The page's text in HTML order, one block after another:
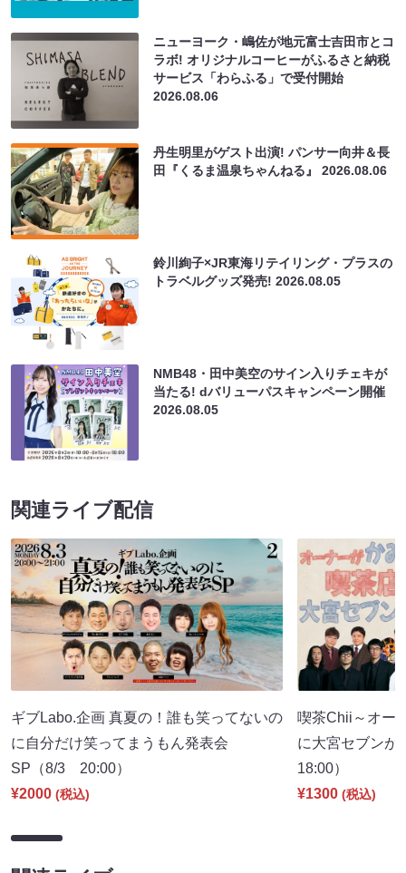
ニューヨーク・嶋佐が地元富士吉田市とコ
ラボ! オリジナルコーヒーがふるさと納税
サービス「わらふる」で受付開始
2026.08.06
丹生明里がゲスト出演! パンサー向井＆長
田『くるま温泉ちゃんねる』2026.08.06
鈴川絢子×JR東海リテイリング・プラスの
トラベルグッズ発売!2026.08.05
NMB48・田中美空のサイン入りチェキが
当たる! dバリューパスキャンペーン開催
2026.08.05
関連ライブ配信
ギブLabo.企画 真夏の！誰も笑ってないの
に自分だけ笑ってまうもん発表会
SP（8/3 20:00）
¥2000 (税込)
喫茶Chii～オー
に大宮セブン
18:00）
¥1300 (税込)